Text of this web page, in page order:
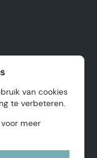
des
être exercés et
légale.
une
van cookies
te verbeteren.
voor meer